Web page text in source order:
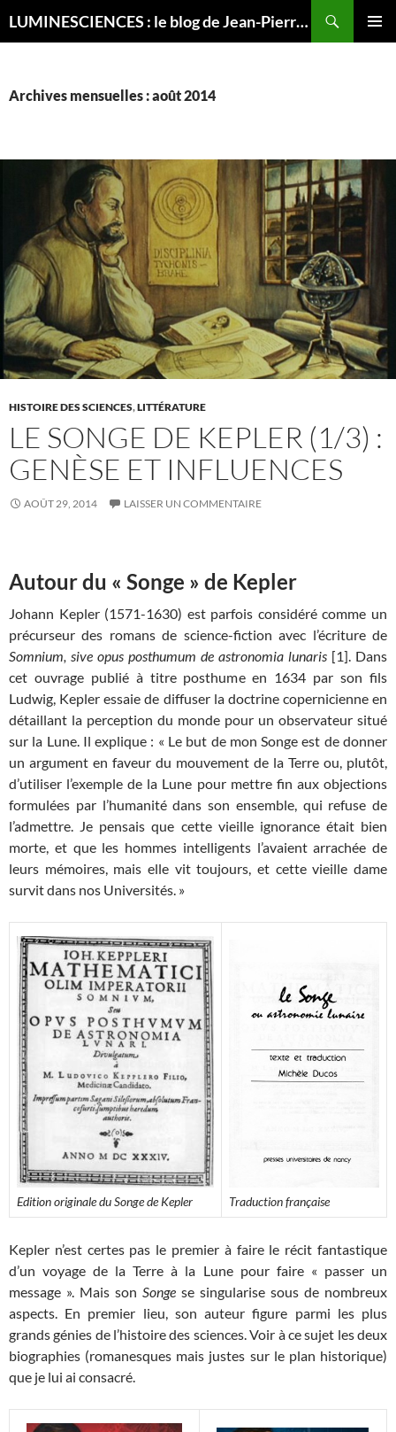
LUMINESCIENCES : le blog de Jean-Pierre LUMINET, astrophysicien
Archives mensuelles : août 2014
HISTOIRE DES SCIENCES,LITTÉRATURE
LE SONGE DE KEPLER (1/3) :
GENÈSE ET INFLUENCES
AOÛT 29, 2014 LAISSER UN COMMENTAIRE
Autour du « Songe » de Kepler
Johann Kepler (1571-1630) est parfois considéré comme un
précurseur des romans de science-fiction avec l’écriture de
Somnium, sive opus posthumum de astronomia lunaris [1]. Dans
cet ouvrage publié à titre posthume en 1634 par son fils
Ludwig, Kepler essaie de diffuser la doctrine copernicienne en
détaillant la perception du monde pour un observateur situé
sur la Lune. Il explique : « Le but de mon Songe est de donner
un argument en faveur du mouvement de la Terre ou, plutôt,
d’utiliser l’exemple de la Lune pour mettre fin aux objections
formulées par l’humanité dans son ensemble, qui refuse de
l’admettre. Je pensais que cette vieille ignorance était bien
morte, et que les hommes intelligents l’avaient arrachée de
leurs mémoires, mais elle vit toujours, et cette vieille dame
survit dans nos Universités. »
Edition originale du Songe de Kepler Traduction française
Kepler n’est certes pas le premier à faire le récit fantastique
d’un voyage de la Terre à la Lune pour faire « passer un
message ». Mais son Songe se singularise sous de nombreux
aspects. En premier lieu, son auteur figure parmi les plus
grands génies de l’histoire des sciences. Voir à ce sujet les deux
biographies (romanesques mais justes sur le plan historique)
que je lui ai consacré.